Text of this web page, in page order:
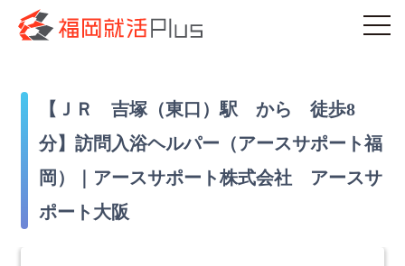
【ＪＲ 吉塚（東口）駅 から 徒歩8
分】訪問入浴ヘルパー（アースサポート福
岡）｜アースサポート株式会社 アースサ
ポート大阪